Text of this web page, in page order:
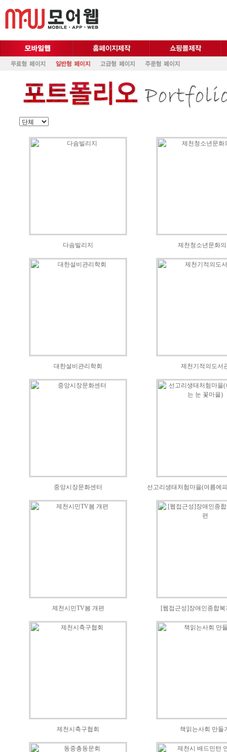
다솜빌리지 제천청소년문화
대한설비관리학회 제천기적의도서
중앙시장문화센터 선고리생태처험마을(여름에
제천시민TV봄 개편 [웹접근성]장애인종합
제천시축구협회 책읽는사회 만들